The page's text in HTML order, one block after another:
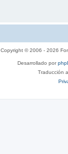
Copyright © 2006 - 2026
Desarrollado por
Traducción